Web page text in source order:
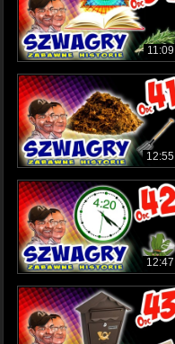
11:09
12:55
12:47